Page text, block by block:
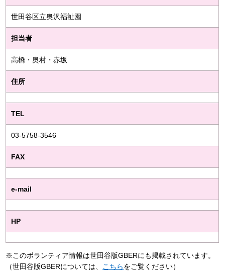
世田谷区立奥沢福祉園
担当者
高橋・奥村・赤坂
住所
TEL
03-5758-3546
FAX
e-mail
HP
※このボランティア情報は世田谷版GBERにも掲載されています。
（世田谷版GBERについては、
こちらをご覧ください）